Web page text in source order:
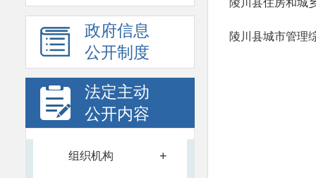
政府信息
公开制度
法定主动
公开内容
组织机构 +
陵川县住房和城
陵川县城市管理